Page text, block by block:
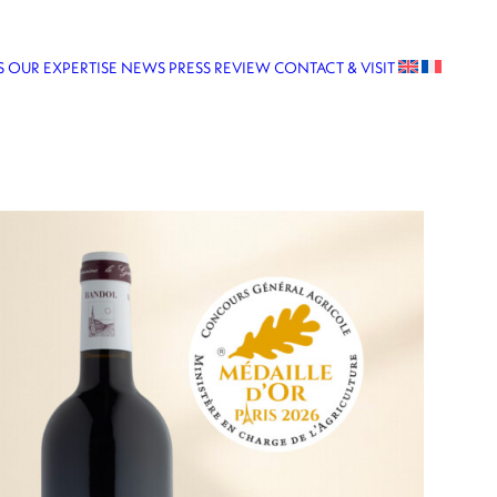
OUR EXPERTISE NEWS PRESS REVIEWCONTACT & VISIT